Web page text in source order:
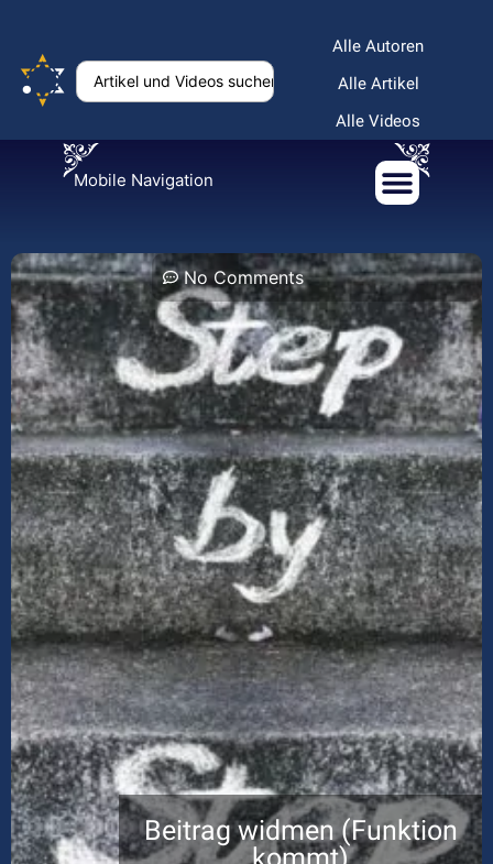
Alle Autoren
Alle Artikel
Alle Videos
Mobile Navigation
No Comments
Beitrag widmen (Funktion